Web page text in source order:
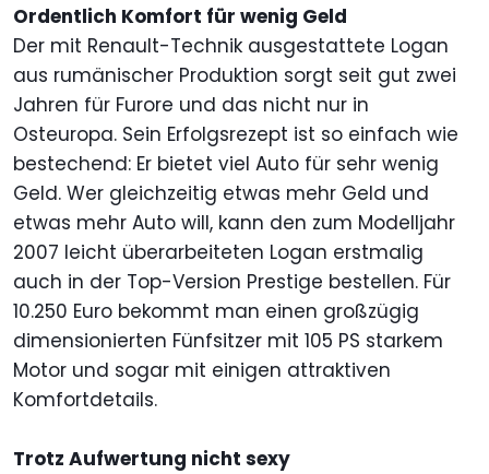
Ordentlich Komfort für wenig Geld
Der mit Renault-Technik ausgestattete Logan
aus rumänischer Produktion sorgt seit gut zwei
Jahren für Furore und das nicht nur in
Osteuropa. Sein Erfolgsrezept ist so einfach wie
bestechend: Er bietet viel Auto für sehr wenig
Geld. Wer gleichzeitig etwas mehr Geld und
etwas mehr Auto will, kann den zum Modelljahr
2007 leicht überarbeiteten Logan erstmalig
auch in der Top-Version Prestige bestellen. Für
10.250 Euro bekommt man einen großzügig
dimensionierten Fünfsitzer mit 105 PS starkem
Motor und sogar mit einigen attraktiven
Komfortdetails.
Trotz Aufwertung nicht sexy